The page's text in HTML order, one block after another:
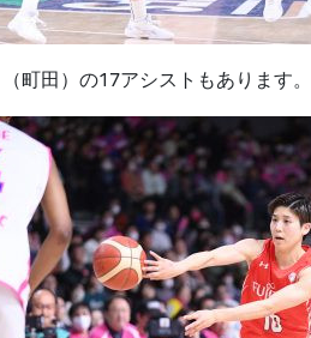
町田）の17アシストもあります。